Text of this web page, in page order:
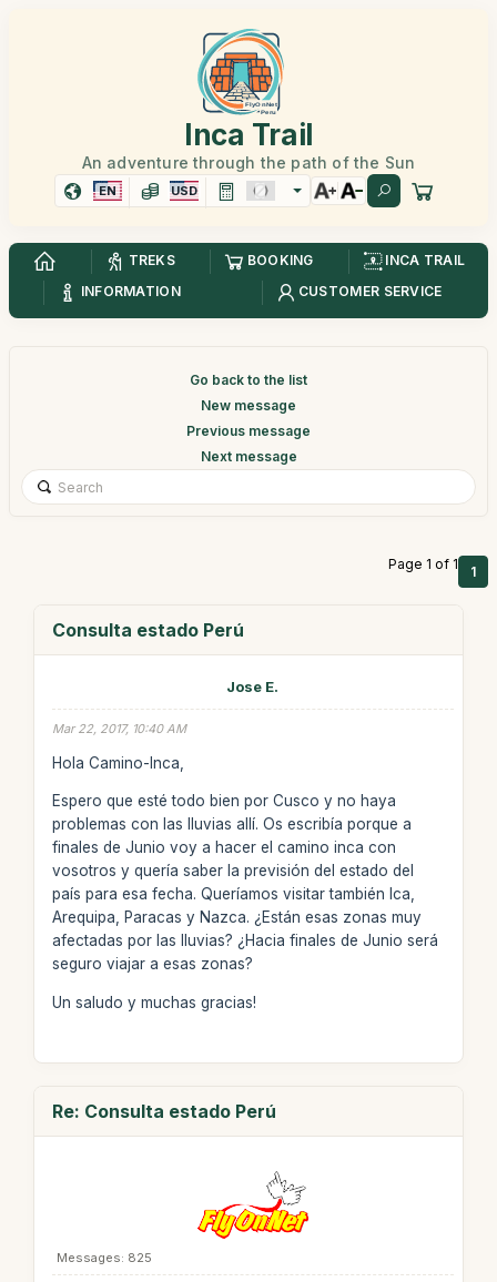
Inca Trail
An adventure through the path of the Sun
EN USD
TREKS BOOKING
INCA TRAIL
INFORMATION
CUSTOMER SERVICE
Go back to the list
New message
Previous message
Next message
Page 1 of 1 1
Consulta estado Perú
Jose E.
Mar 22, 2017, 10:40 AM
Hola Camino-Inca,
Espero que esté todo bien por Cusco y no haya
problemas con las lluvias allí. Os escribía porque a
finales de Junio voy a hacer el camino inca con
vosotros y quería saber la previsión del estado del
país para esa fecha. Queríamos visitar también Ica,
Arequipa, Paracas y Nazca. ¿Están esas zonas muy
afectadas por las lluvias? ¿Hacia finales de Junio será
seguro viajar a esas zonas?
Un saludo y muchas gracias!
Re: Consulta estado Perú
Messages: 825